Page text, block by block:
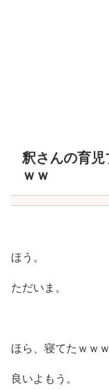
釈さんの育
ｗｗ
ほう。
ただいま。
ほら、寝てたｗｗｗ
良いよもう。